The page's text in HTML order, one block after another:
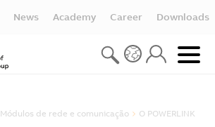
News Academy Career Downloads
Módulos de rede e comunicação O POWERLINK